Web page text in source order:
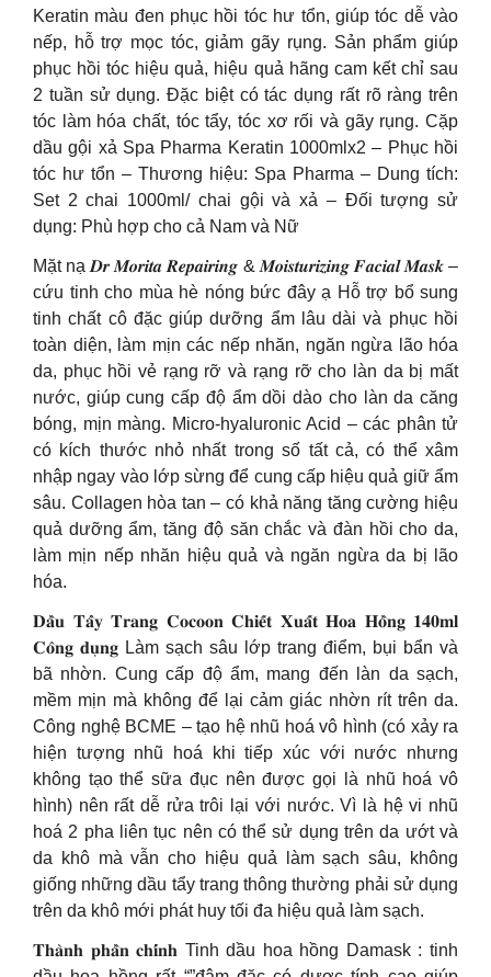
Keratin màu đen phục hồi tóc hư tổn, giúp tóc dễ vào
nếp, hỗ trợ mọc tóc, giảm gãy rụng. Sản phẩm giúp
phục hồi tóc hiệu quả, hiệu quả hãng cam kết chỉ sau
2 tuần sử dụng. Đặc biệt có tác dụng rất rõ ràng trên
tóc làm hóa chất, tóc tẩy, tóc xơ rối và gãy rụng. Cặp
dầu gội xả Spa Pharma Keratin 1000mlx2 – Phục hồi
tóc hư tổn – Thương hiệu: Spa Pharma – Dung tích:
Set 2 chai 1000ml/ chai gội và xả – Đối tượng sử
dụng: Phù hợp cho cả Nam và Nữ
Mặt nạ 𝑫𝒓 𝑴𝒐𝒓𝒊𝒕𝒂 𝑹𝒆𝒑𝒂𝒊𝒓𝒊𝒏𝒈 & 𝑴𝒐𝒊𝒔𝒕𝒖𝒓𝒊𝒛𝒊𝒏𝒈 𝑭𝒂𝒄𝒊𝒂𝒍 𝑴𝒂𝒔𝒌 –
cứu tinh cho mùa hè nóng bức đây ạ Hỗ trợ bổ sung
tinh chất cô đặc giúp dưỡng ẩm lâu dài và phục hồi
toàn diện, làm mịn các nếp nhăn, ngăn ngừa lão hóa
da, phục hồi vẻ rạng rỡ và rạng rỡ cho làn da bị mất
nước, giúp cung cấp độ ẩm dồi dào cho làn da căng
bóng, mịn màng. Micro-hyaluronic Acid – các phân tử
có kích thước nhỏ nhất trong số tất cả, có thể xâm
nhập ngay vào lớp sừng để cung cấp hiệu quả giữ ẩm
sâu. Collagen hòa tan – có khả năng tăng cường hiệu
quả dưỡng ẩm, tăng độ săn chắc và đàn hồi cho da,
làm mịn nếp nhăn hiệu quả và ngăn ngừa da bị lão
hóa.
𝐃𝐚̂̀𝐮 𝐓𝐚̂̉𝐲 𝐓𝐫𝐚𝐧𝐠 𝐂𝐨𝐜𝐨𝐨𝐧 𝐂𝐡𝐢𝐞̂́𝐭 𝐗𝐮𝐚̂́𝐭 𝐇𝐨𝐚 𝐇𝐨̂̀𝐧𝐠 𝟏𝟒𝟎𝐦𝐥
𝐂𝐨̂𝐧𝐠 𝐝𝐮̣𝐧𝐠 Làm sạch sâu lớp trang điểm, bụi bẩn và
bã nhờn. Cung cấp độ ẩm, mang đến làn da sạch,
mềm mịn mà không để lại cảm giác nhờn rít trên da.
Công nghệ BCME – tạo hệ nhũ hoá vô hình (có xảy ra
hiện tượng nhũ hoá khi tiếp xúc với nước nhưng
không tạo thể sữa đục nên được gọi là nhũ hoá vô
hình) nên rất dễ rửa trôi lại với nước. Vì là hệ vi nhũ
hoá 2 pha liên tục nên có thể sử dụng trên da ướt và
da khô mà vẫn cho hiệu quả làm sạch sâu, không
giống những dầu tẩy trang thông thường phải sử dụng
trên da khô mới phát huy tối đa hiệu quả làm sạch.
𝐓𝐡𝐚̀𝐧𝐡 𝐩𝐡𝐚̂̀𝐧 𝐜𝐡𝐢́𝐧𝐡 Tinh dầu hoa hồng Damask : tinh